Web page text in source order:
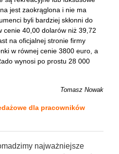
jest zaokrąglona i nie ma
byli bardziej skłonni do
cenie 40,00 dolarów niż 39,72
na oficjalnej stronie firmy
w równej cenie 3800 euro, a
wynosi po prostu 28 000
Tomasz Nowak
dla pracowników
najważniejsze